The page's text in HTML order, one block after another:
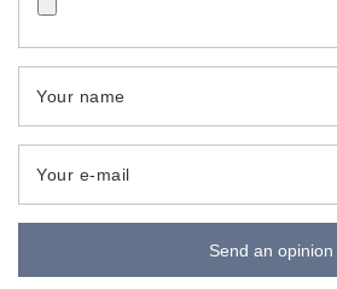
Your name
Your e-mail
Send an opinion